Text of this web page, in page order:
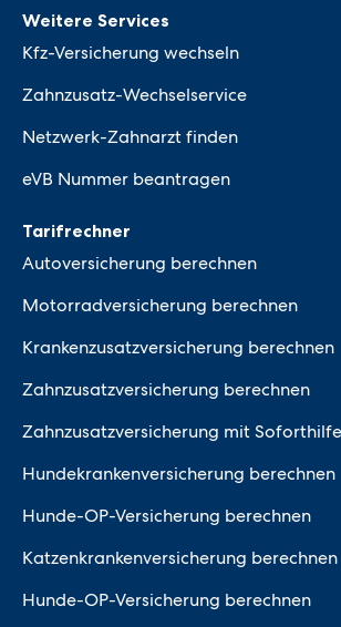
Weitere Services
Kfz-Versicherung wechseln
Zahnzusatz-Wechselservice
Netzwerk-Zahnarzt finden
eVB Nummer beantragen
Tarifrechner
Autoversicherung berechnen
Motorradversicherung berechnen
Krankenzusatzversicherung berechnen
Zahnzusatzversicherung berechnen
Zahnzusatzversicherung mit
Hundekrankenversicherung berechnen
Hunde-OP-Versicherung berechnen
Katzenkrankenversicherung berechnen
Hunde-OP-Versicherung berechnen